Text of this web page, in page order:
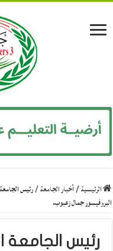
الرئيسية/أخبار الجامعة/رئيس
البروفيسور جمال زعبوب.
رئيس الجامعة